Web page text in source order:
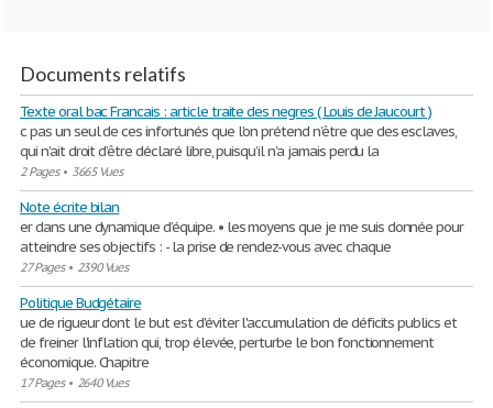
Documents relatifs
Texte oral bac Francais : article traite des negres ( Louis de Jaucourt )
c pas un seul de ces infortunés que l’on prétend n’être que des esclaves,
qui n’ait droit d’être déclaré libre, puisqu’il n’a jamais perdu la
2 Pages• 3665 Vues
Note écrite bilan
er dans une dynamique d’équipe. • les moyens que je me suis donnée pour
atteindre ses objectifs : - la prise de rendez-vous avec chaque
27 Pages• 2390 Vues
Politique Budgétaire
ue de rigueur dont le but est d'éviter l'accumulation de déficits publics et
de freiner l'inflation qui, trop élevée, perturbe le bon fonctionnement
économique. Chapitre
17 Pages• 2640 Vues